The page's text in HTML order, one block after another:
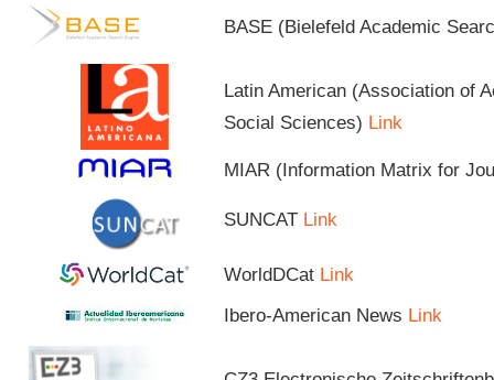
BASE (Bielefeld Academic
Latin American (Association of
Social Sciences) Link
MIAR (Information Matrix for
SUNCAT Link
WorldDCat Link
Ibero-American News Link